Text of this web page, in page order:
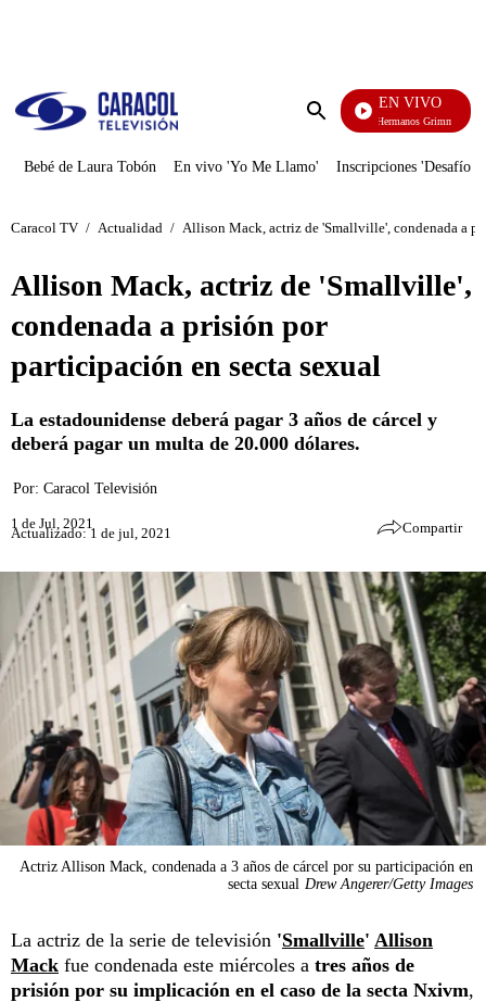
Enviar
EN VIVO
Bebé de Laura Tobón En vivo 'Yo Me Llamo' Inscripciones 'Desafío'
Caracol TV / Actualidad / Allison Mack, actriz de 'Smallville', condenada a
Allison Mack, actriz de 'Smallville',
condenada a prisión por
participación en secta sexual
La estadounidense deberá pagar 3 años de cárcel y
deberá pagar un multa de 20.000 dólares.
Por: Caracol Televisión
1 de Jul, 2021
Actualizado: 1 de jul, 2021 Compartir
Actriz Allison Mack, condenada a 3 años de cárcel por su participación en
secta sexual Drew Angerer/Getty Images
La actriz de la serie de televisión 'Smallville' Allison
Mack fue condenada este miércoles a tres años de
prisión por su implicación en el caso de la secta Nxivm,